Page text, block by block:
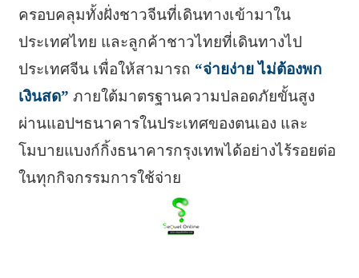
ครอบคลุมทั้งฝั่งชาวจีนที่เดินทางเข้ามาใน
ประเทศไทย และลูกค้าชาวไทยที่เดินทางไป
ประเทศจีน เพื่อให้สามารถ “จ่ายง่าย ไม่ต้องพก
เงินสด” ภายใต้มาตรฐานความปลอดภัยขั้นสูง
ผ่านแอปฯธนาคารในประเทศของตนเอง และ
โมบายแบงก์กิ้งธนาคารกรุงเทพได้อย่างไร้รอยต่อ
ในทุกกิจกรรมการใช้จ่าย